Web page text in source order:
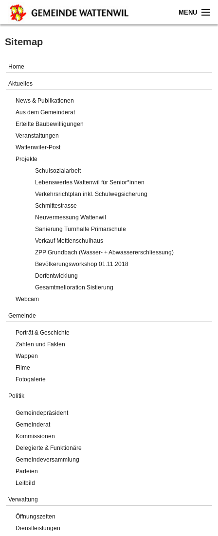
MENU
Home
Gemeinde
Verwaltung
Online-Service
Impressum
Sitemap
Home
Aktuelles
News & Publikationen
Aus dem Gemeinderat
Erteilte Baubewilligungen
Veranstaltungen
Wattenwiler-Post
Projekte
Schulsozialarbeit
Lebenswertes Wattenwil für Senior*innen
Verkehrsrichtplan inkl. Schulwegsicherung
Schmittestrasse
Neuvermessung Wattenwil
Sanierung Turnhalle Primarschule
Verkauf Mettlenschulhaus
ZPP Grundbach (Wasser- + Abwassererschliessung)
Bevölkerungsworkshop 01.11.2018
Dorfentwicklung
Gesamtmelioration Sistierung
Webcam
Gemeinde
Porträt & Geschichte
Zahlen und Fakten
Wappen
Filme
Fotogalerie
Politik
Gemeindepräsident
Gemeinderat
Kommissionen
Delegierte & Funktionäre
Gemeindeversammlung
Parteien
Leitbild
Verwaltung
Öffnungszeiten
Dienstleistungen